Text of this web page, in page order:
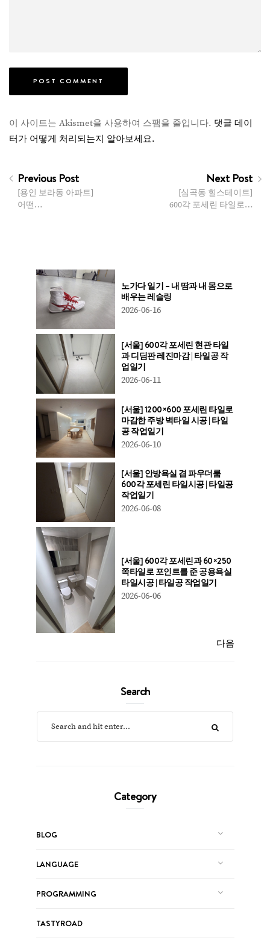
이 사이트는 Akismet을 사용하여 스팸을 줄입니다. 댓글 데이
터가 어떻게 처리되는지 알아보세요.
Previous Post
[용인 보라동 아파트]
어떤…
Next Post
[심곡동 힐스테이트]
600각 포세린 타일로…
노가다 일기 – 내 땀과 내 몸으로
배우는 레슬링
2026-06-16
[서울] 600각 포세린 현관 타일
과 디딤판 레진마감 | 타일공 작
업일기
2026-06-11
[서울] 1200×600 포세린 타일로
마감한 주방 벽타일 시공 | 타일
공 작업일기
2026-06-10
[서울] 안방욕실 겸 파우더룸
600각 포세린 타일시공 | 타일공
작업일기
2026-06-08
[서울] 600각 포세린과 60×250
쪽타일로 포인트를 준 공용욕실
타일시공 | 타일공 작업일기
2026-06-06
다음
Search
Category
BLOG
LANGUAGE
PROGRAMMING
TASTYROAD